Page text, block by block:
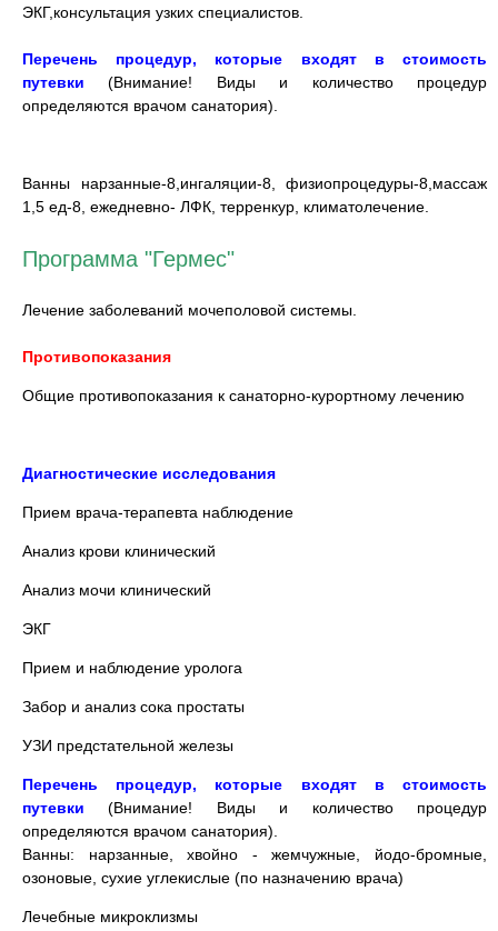
ЭКГ,консультация узких специалистов.
Перечень процедур, которые входят в стоимость
путевки (Внимание! Виды и количество процедур
определяются врачом санатория).
Ванны нарзанные-8,ингаляции-8, физиопроцедуры-8,массаж
1,5 ед-8, ежедневно- ЛФК, терренкур, климатолечение.
Программа "Гермес"
Лечение заболеваний мочеполовой системы.
Противопоказания
Общие противопоказания к санаторно-курортному лечению
Диагностические исследования
Прием врача-терапевта наблюдение
Анализ крови клинический
Анализ мочи клинический
ЭКГ
Прием и наблюдение уролога
Забор и анализ сока простаты
УЗИ предстательной железы
Перечень процедур, которые входят в стоимость
путевки
(Внимание! Виды и количество процедур
определяются врачом санатория).
Ванны: нарзанные, хвойно - жемчужные, йодо-бромные,
озоновые, сухие углекислые (по назначению врача)
Лечебные микроклизмы